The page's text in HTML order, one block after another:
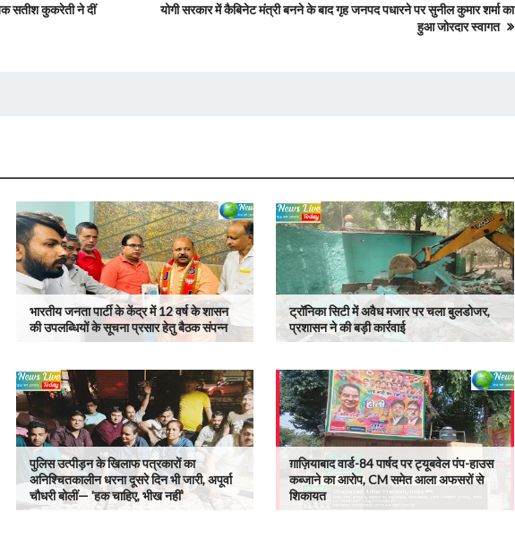
सतीश कुकरेती ने दीं
योगी सरकार में कैबिनेट मंत्री बनने के बाद गृह जनपद पधारने पर सुनील कुमार शर्मा का
हुआ जोरदार स्वागत
भारतीय जनता पार्टी के केंद्र में 12 वर्ष के शासन
की उपलब्धियों के सूचना प्रसार हेतु बैठक संपन्न
ट्रॉनिका सिटी में अवैध मजार पर चला बुलडोजर,
प्रशासन ने की बड़ी कार्रवाई
पुलिस उत्पीड़न के खिलाफ पत्रकारों का
अनिश्चितकालीन धरना दूसरे दिन भी जारी, अपूर्वा
चौधरी बोलीं— 'हक चाहिए, भीख नहीं'
ग़ाज़ियाबाद वार्ड-84 पार्षद पर ट्यूबवेल पंप-हाउस
कब्जाने का आरोप, CM समेत आला अफसरों से
शिकायत